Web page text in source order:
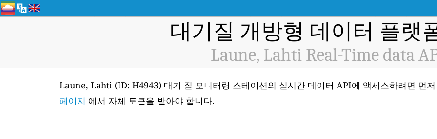
대기질 개방형 데이터 플랫
Laune, Lahti Real-Time data
Laune, Lahti (ID: H4943) 대기 질 모니터링 스테이션의 실시간 데이터 API에 액세스하려면 먼저
페이지 에서 자체 토큰을 받아야 합니다.